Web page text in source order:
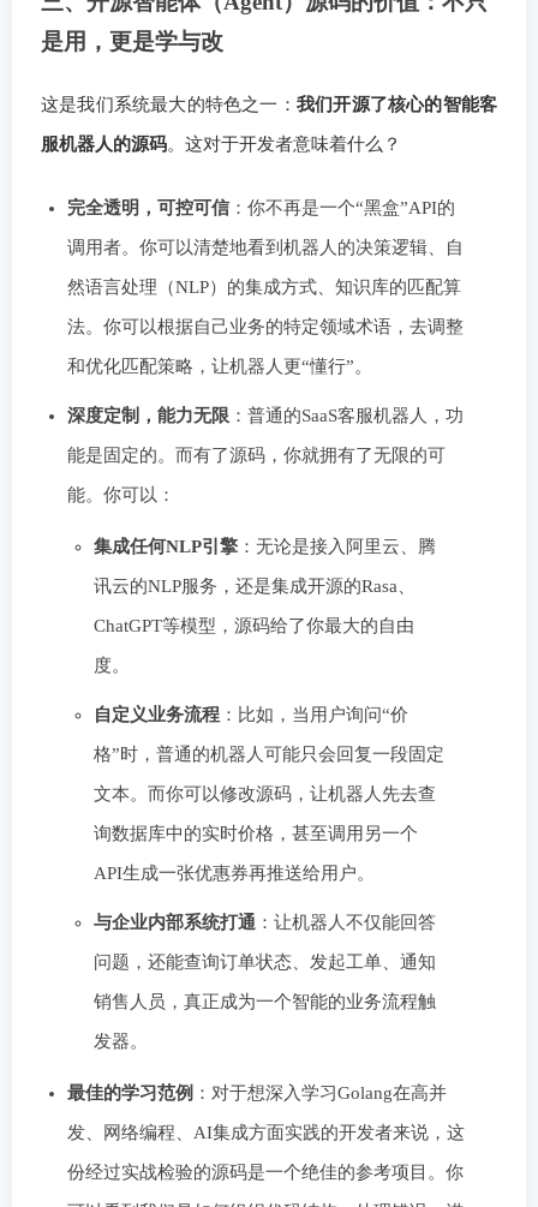
是用，更是学与改
这是我们系统最大的特色之一： 我们开源了核心的智能客
服机器人的源码。这对于开发者意味着什么？
完全透明，可控可信：你不再是一个“黑盒”API的
调用者。你可以清楚地看到机器人的决策逻辑、自
然语言处理（NLP）的集成方式、知识库的匹配算
法。你可以根据自己业务的特定领域术语，去调整
和优化匹配策略，让机器人更“懂行”。
深度定制，能力无限 ：普通的SaaS客服机器人，功
能是固定的。而有了源码，你就拥有了无限的可
能。你可以：
集成任何NLP引擎 ：无论是接入阿里云、腾
讯云的NLP服务，还是集成开源的Rasa、
ChatGPT等模型，源码给了你最大的自由
度。
自定义业务流程 ：比如，当用户询问“价
格”时，普通的机器人可能只会回复一段固定
文本。而你可以修改源码，让机器人先去查
询数据库中的实时价格，甚至调用另一个
API生成一张优惠券再推送给用户。
与企业内部系统打通 ：让机器人不仅能回答
问题，还能查询订单状态、发起工单、通知
销售人员，真正成为一个智能的业务流程触
发器。
最佳的学习范例 ：对于想深入学习Golang在高并
发、网络编程、AI集成方面实践的开发者来说，这
份经过实战检验的源码是一个绝佳的参考项目。你